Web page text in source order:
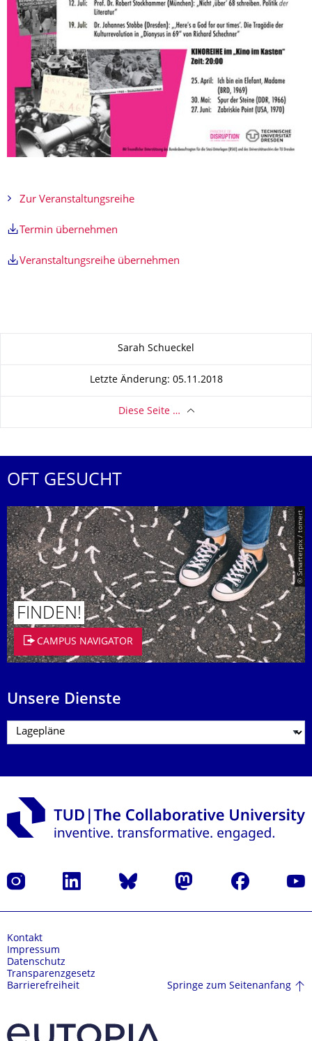
Zur Veranstaltungsreihe
Termin übernehmen
Veranstaltungsreihe übernehmen
Sarah Schueckel
Letzte Änderung: 05.11.2018
Diese Seite …
OFT GESUCHT
© Smarterpix / tomert
FINDEN!
CAMPUS NAVIGATOR
Unsere Dienste
Instagram LinkedIn Bluesky Mastodon Facebook
Kontakt
Impressum
Datenschutz
Transparenzgesetz
Barrierefreiheit
Springe zum Seitenanfang